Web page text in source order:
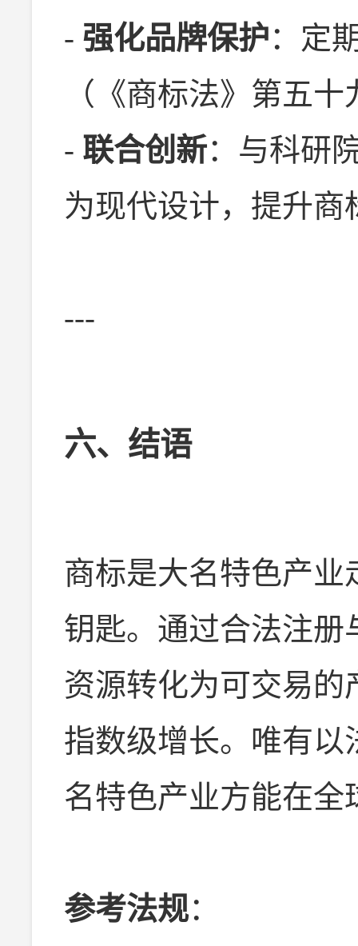
- 强化品牌保护：定
（《商标法》第五
- 联合创新：与科研
为现代设计，提升商
---
六、结语
商标是大名特色产
钥匙。通过合法注册
资源转化为可交易
指数级增长。唯有以
名特色产业方能在
参考法规：